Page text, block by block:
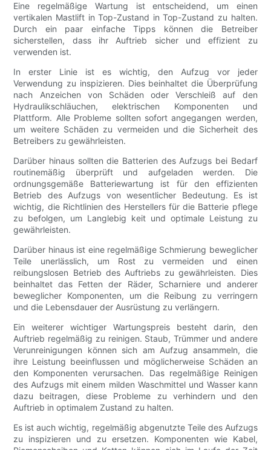
Eine regelmäßige Wartung ist entscheidend, um einen
vertikalen Mastlift in Top-Zustand in Top-Zustand zu halten.
Durch ein paar einfache Tipps können die Betreiber
sicherstellen, dass ihr Auftrieb sicher und effizient zu
verwenden ist.
In erster Linie ist es wichtig, den Aufzug vor jeder
Verwendung zu inspizieren. Dies beinhaltet die Überprüfung
nach Anzeichen von Schäden oder Verschleiß auf den
Hydraulikschläuchen, elektrischen Komponenten und
Plattform. Alle Probleme sollten sofort angegangen werden,
um weitere Schäden zu vermeiden und die Sicherheit des
Betreibers zu gewährleisten.
Darüber hinaus sollten die Batterien des Aufzugs bei Bedarf
routinemäßig überprüft und aufgeladen werden. Die
ordnungsgemäße Batteriewartung ist für den effizienten
Betrieb des Aufzugs von wesentlicher Bedeutung. Es ist
wichtig, die Richtlinien des Herstellers für die Batterie pflege
zu befolgen, um Langlebig keit und optimale Leistung zu
gewährleisten.
Darüber hinaus ist eine regelmäßige Schmierung beweglicher
Teile unerlässlich, um Rost zu vermeiden und einen
reibungslosen Betrieb des Auftriebs zu gewährleisten. Dies
beinhaltet das Fetten der Räder, Scharniere und anderer
beweglicher Komponenten, um die Reibung zu verringern
und die Lebensdauer der Ausrüstung zu verlängern.
Ein weiterer wichtiger Wartungspreis besteht darin, den
Auftrieb regelmäßig zu reinigen. Staub, Trümmer und andere
Verunreinigungen können sich am Aufzug ansammeln, die
ihre Leistung beeinflussen und möglicherweise Schäden an
den Komponenten verursachen. Das regelmäßige Reinigen
des Aufzugs mit einem milden Waschmittel und Wasser kann
dazu beitragen, diese Probleme zu verhindern und den
Auftrieb in optimalem Zustand zu halten.
Es ist auch wichtig, regelmäßig abgenutzte Teile des Aufzugs
zu inspizieren und zu ersetzen. Komponenten wie Kabel,